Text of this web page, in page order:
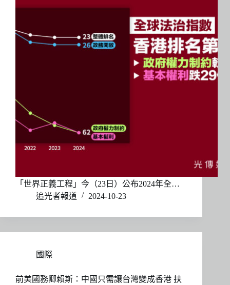
「世界正義工程」今（23日）公布2024年全…
追光者報道
2024-10-23
國際
前美國務卿賴斯：中國只需讓台灣變成香港 扶